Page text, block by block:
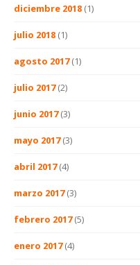
diciembre 2018 (1)
julio 2018 (1)
agosto 2017(1)
julio 2017(2)
junio 2017(3)
mayo 2017(3)
abril 2017(4)
marzo 2017(3)
febrero 2017(5)
enero 2017(4)